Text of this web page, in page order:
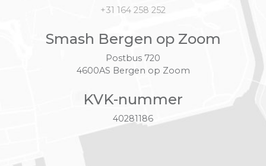
+31 164 258 252
Smash Bergen op Zoom
Postbus 720
4600AS Bergen op Zoom
KVK-nummer
40281186